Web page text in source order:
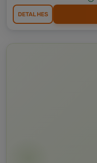
DETALHES